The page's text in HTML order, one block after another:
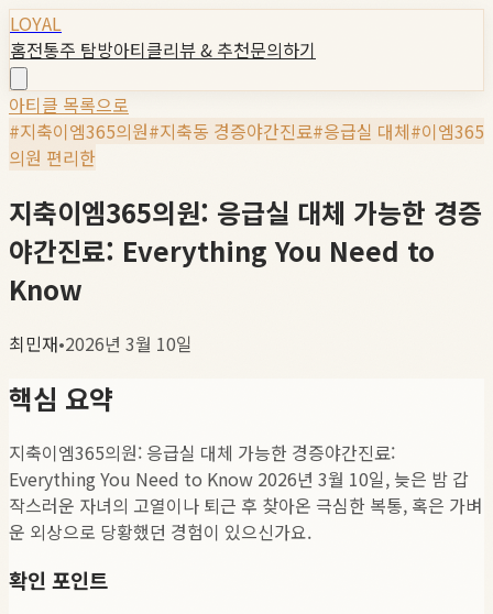
LOYAL
홈전통주 탐방아티클리뷰 & 추천문의하기
아티클 목록으로
#지축이엠365의원#지축동 경증야간진료#응급실 대체#이엠365
의원 편리한
지축이엠365의원: 응급실 대체 가능한 경증
야간진료: Everything You Need to
Know
최민재•2026년 3월 10일
핵심 요약
지축이엠365의원: 응급실 대체 가능한 경증야간진료:
Everything You Need to Know 2026년 3월 10일, 늦은 밤 갑
작스러운 자녀의 고열이나 퇴근 후 찾아온 극심한 복통, 혹은 가벼
운 외상으로 당황했던 경험이 있으신가요.
확인 포인트